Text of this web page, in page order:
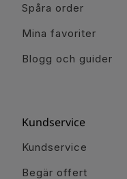
Spåra order
Mina favoriter
Blogg och guider
Kundservice
Kundservice
Begär offert